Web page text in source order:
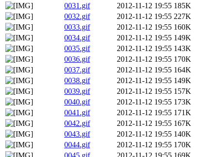
0031.gif
2012-11-12 19:55 185K
0032.gif
2012-11-12 19:55 227K
0033.gif
2012-11-12 19:55 160K
0034.gif
2012-11-12 19:55 149K
0035.gif
2012-11-12 19:55 143K
0036.gif
2012-11-12 19:55 170K
0037.gif
2012-11-12 19:55 164K
0038.gif
2012-11-12 19:55 149K
0039.gif
2012-11-12 19:55 157K
0040.gif
2012-11-12 19:55 173K
0041.gif
2012-11-12 19:55 171K
0042.gif
2012-11-12 19:55 167K
0043.gif
2012-11-12 19:55 140K
0044.gif
2012-11-12 19:55 170K